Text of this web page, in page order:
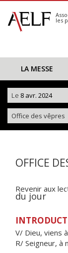
S'abonner
Calendrier
les
LA MESSE
Le 8 avr. 2024
Office des vêpres
OFFICE
Revenir aux
du jour
V/ Dieu, viens
R/ Seigneur, à